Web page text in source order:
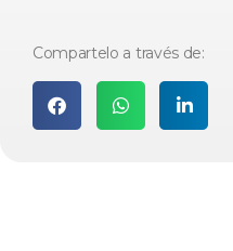
Compartelo a través de: